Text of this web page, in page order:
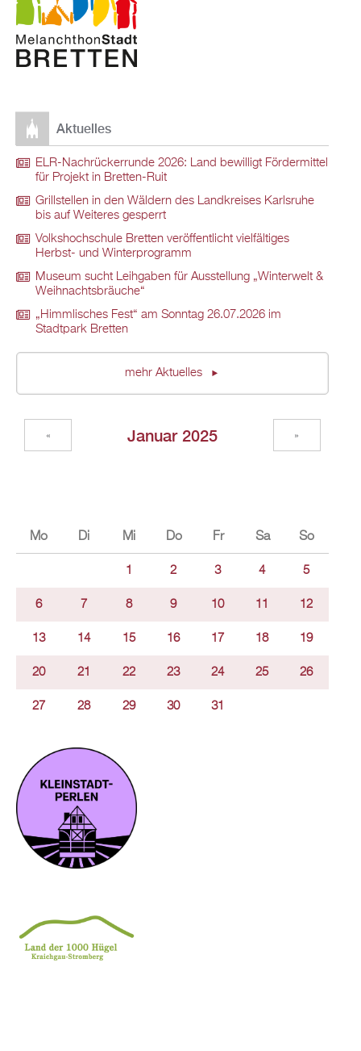
Aktuelles
ELR-Nachrückerrunde 2026: Land bewilligt Fördermittel
für Projekt in Bretten-Ruit
Grillstellen in den Wäldern des Landkreises Karlsruhe
bis auf Weiteres gesperrt
Volkshochschule Bretten veröffentlicht vielfältiges
Herbst- und Winterprogramm
Museum sucht Leihgaben für Ausstellung „Winterwelt &
Weihnachtsbräuche“
„Himmlisches Fest“ am Sonntag 26.07.2026 im
Stadtpark Bretten
mehr Aktuelles
Januar 2025
« »
Mo Di Mi Do Fr Sa So
1 2 3 4 5
6 7 8 9 10 11 12
13 14 15 16 17 18 19
20 21 22 23 24 25 26
27 28 29 30 31